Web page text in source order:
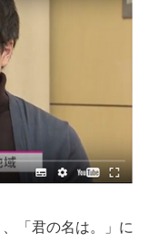
「君の名は。」に